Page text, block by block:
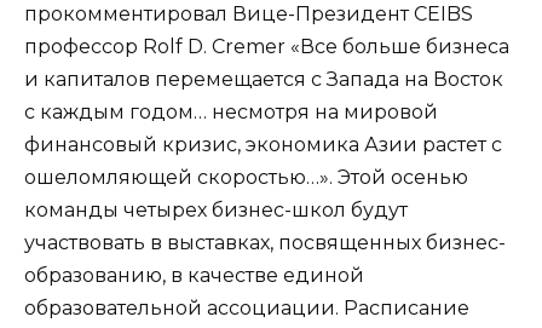
прокомментировал Вице-Президент CEIBS
профессор Rolf D. Cremer «Все больше бизнеса
и капиталов перемещается с Запада на Восток
с каждым годом… несмотря на мировой
финансовый кризис, экономика Азии растет с
ошеломляющей скоростью…». Этой осенью
команды четырех бизнес-школ будут
участвовать в выставках, посвященных бизнес-
образованию, в качестве единой
образовательной ассоциации. Расписание